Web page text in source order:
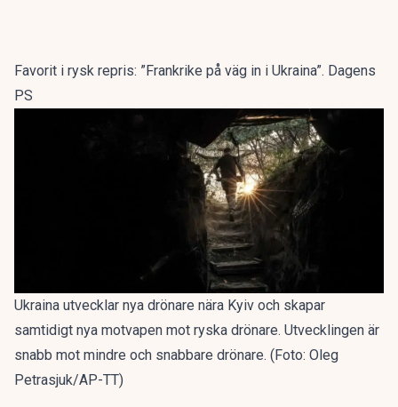
Favorit i rysk repris: ”Frankrike på väg in i Ukraina”. Dagens
PS
Ukraina utvecklar nya drönare nära Kyiv och skapar
samtidigt nya motvapen mot ryska drönare. Utvecklingen är
snabb mot mindre och snabbare drönare. (Foto: Oleg
Petrasjuk/AP-TT)